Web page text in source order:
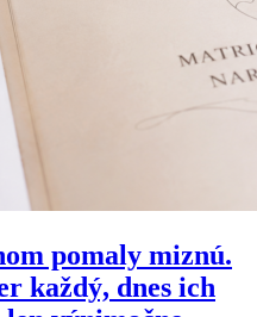
pomaly miznú.
každý, dnes ich